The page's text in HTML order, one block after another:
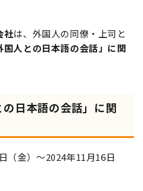
社は、外国人の同僚・上司と
国人との日本語の会話」に関
日本語の会話」に関
（金）～2024年11月16日